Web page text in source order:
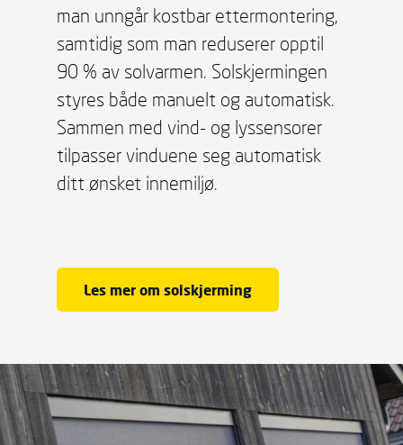
man unngår kostbar ettermontering,
samtidig som man reduserer opptil
90 % av solvarmen. Solskjermingen
styres både manuelt og automatisk.
Sammen med vind- og lyssensorer
tilpasser vinduene seg automatisk
ditt ønsket innemiljø.
Les mer om solskjerming